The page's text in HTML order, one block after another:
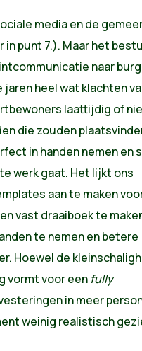
media en de
punt 7.). Maar het
naar
heel wat klachten
laattijdig of
die zouden
in handen nemen en
werk gaat. Het lijkt ons
aan te maken
vast draaiboek te
te nemen en betere
Hoewel de
vormt voor een fully
in meer
weinig realistisch